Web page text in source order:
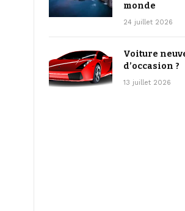
monde
24 juillet 2026
Voiture
d’occasion ?
13 juillet 2026